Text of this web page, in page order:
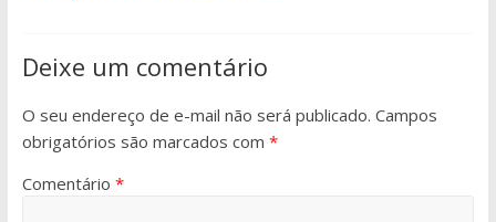
Deixe um comentário
O seu endereço de e-mail não será publicado. Campos
obrigatórios são marcados com *
Comentário *